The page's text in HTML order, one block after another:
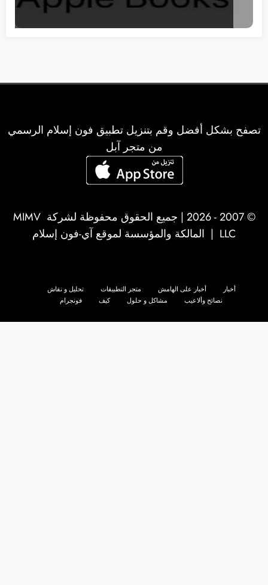
تصفح بشكل أفضل وقم بتنزيل تطبيق فون إسلام الرسمي
من متجر آبل
© 2007 - 2026 | جميع الحقوق محفوظة لشركة
MIMV
LLC | المالكة والمؤسسة لموقع آي-فون إسلام
أخبار أخبار على الهامش متجر التطبيقات
تحليل و نقاش
نصائح وألاعيب
مشاكل و حلول كيف فونجرام